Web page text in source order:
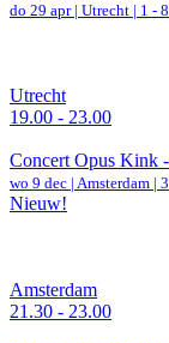
do 29 apr | Utrecht | 1 -
Utrecht
19.00 - 23.00
Concert Opus Kink
wo 9 dec | Amsterdam |
Nieuw!
Amsterdam
21.30 - 23.00